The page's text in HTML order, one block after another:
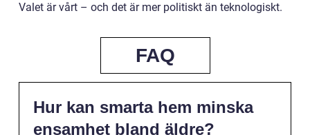
Valet är vårt – och det är mer politiskt än teknologiskt.
FAQ
Hur kan smarta hem minska
ensamhet bland äldre?